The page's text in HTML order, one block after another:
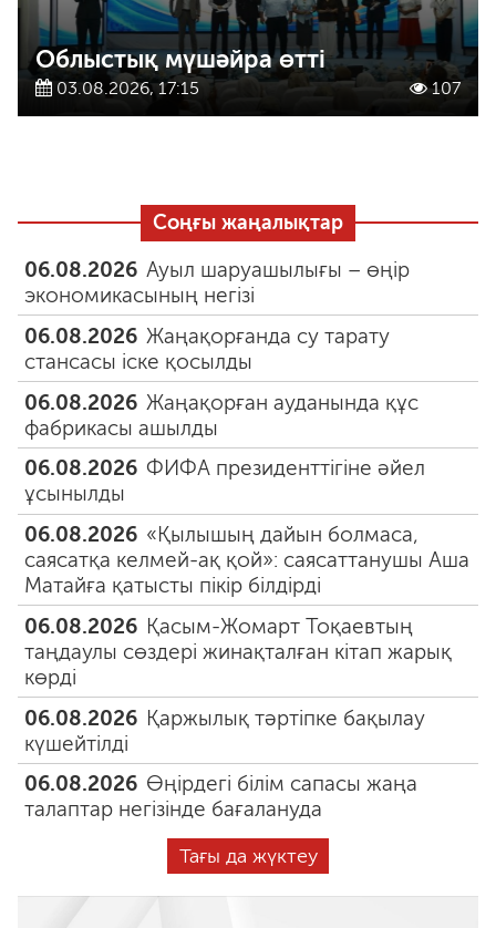
Облыстық мүшәйра өтті
03.08.2026, 17:15 107
Соңғы жаңалықтар
06.08.2026 Ауыл шаруашылығы – өңір
экономикасының негізі
06.08.2026 Жаңақорғанда су тарату
стансасы іске қосылды
06.08.2026 Жаңақорған ауданында құс
фабрикасы ашылды
06.08.2026 ФИФА президенттігіне әйел
ұсынылды
06.08.2026 «Қылышың дайын болмаса,
саясатқа келмей-ақ қой»: саясаттанушы Аша
Матайға қатысты пікір білдірді
06.08.2026 Қасым-Жомарт Тоқаевтың
таңдаулы сөздері жинақталған кітап жарық
көрді
06.08.2026 Қаржылық тәртіпке бақылау
күшейтілді
06.08.2026 Өңірдегі білім сапасы жаңа
талаптар негізінде бағалануда
Тағы да жүктеу